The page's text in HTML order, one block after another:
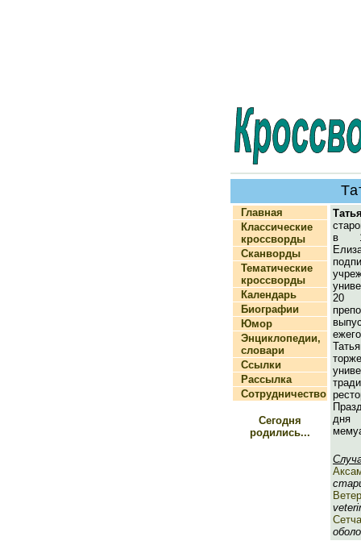
Главная
Классические
кроссворды
Сканворды
Тематические
кроссворды
Календарь
Биографии
Юмор
Энциклопедии,
словари
Ссылки
Рассылка
Сотрудничество
Сегодня
родились...
в
20
дня